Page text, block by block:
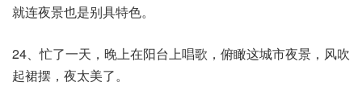
就连夜景也是别具特色。
24、忙了一天，晚上在阳台上唱歌，俯瞰这城市夜景，风吹
起裙摆，夜太美了。